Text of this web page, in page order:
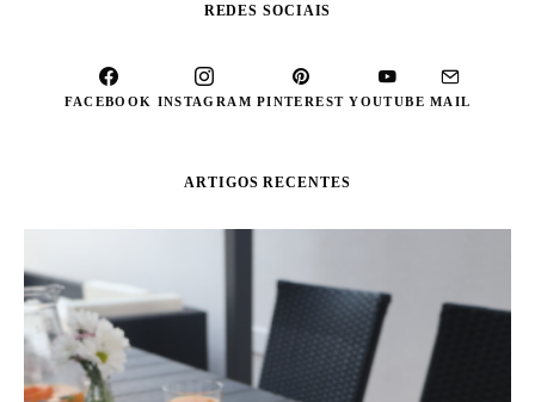
REDES SOCIAIS
FACEBOOK INSTAGRAM PINTEREST YOUTUBE MAIL
ARTIGOS RECENTES